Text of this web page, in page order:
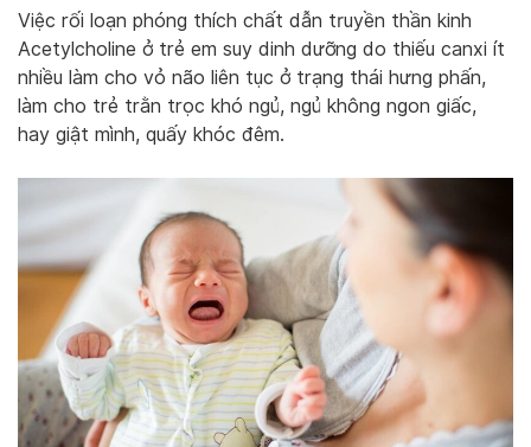
Việc rối loạn phóng thích chất dẫn truyền thần kinh
Acetylcholine ở trẻ em suy dinh dưỡng do thiếu canxi ít
nhiều làm cho vỏ não liên tục ở trạng thái hưng phấn,
làm cho trẻ trằn trọc khó ngủ, ngủ không ngon giấc,
hay giật mình, quấy khóc đêm.